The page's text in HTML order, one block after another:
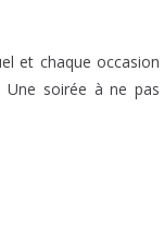
et chaque occasion
Une soirée à ne pas